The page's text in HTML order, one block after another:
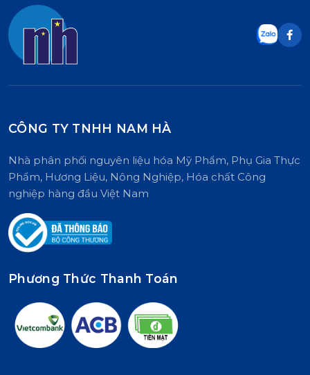
CÔNG TY TNHH NAM HÀ
Nhà phân phối nguyên liệu hóa Mỹ Phẩm, Phụ Gia Thực
Phẩm, Hương Liệu, Nông Nghiệp, Hóa chất Công
nghiệp hàng đầu Việt Nam
Phương Thức Thanh Toán